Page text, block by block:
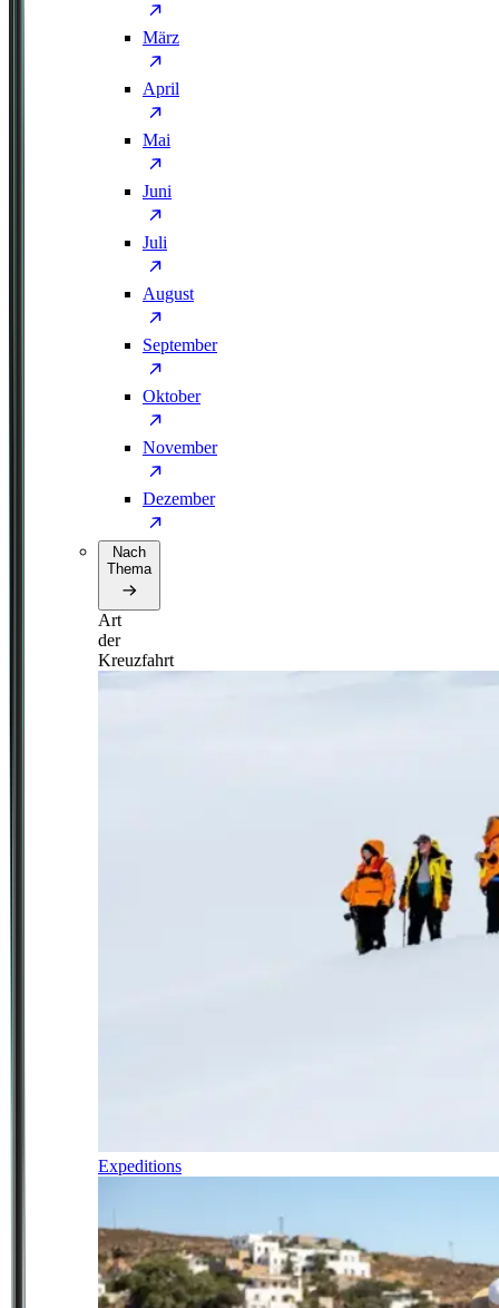
März
April
Mai
Juni
Juli
August
September
Oktober
November
Dezember
Nach
Thema
Art
der
Kreuzfahrt
Expeditions